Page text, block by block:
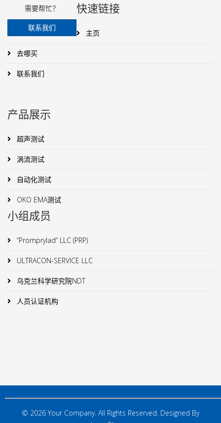
需要帮忙？
联系我们
快速链接
主页
去哪买
联系我们
产品展示
超声测试
涡流测试
自动化测试
OKO EMA测试
小组成员
“Promprylad” LLC (PRP)
ULTRACON-SERVICE LLC
乌克兰科学研究院NDT
人员认证机构
© 2026 Your Company. All Rights Reserved. Designed By